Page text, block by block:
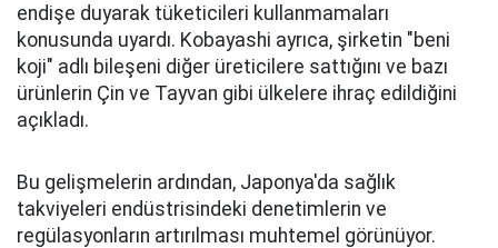
endişe duyarak tüketicileri kullanmamaları
konusunda uyardı. Kobayashi ayrıca, şirketin "beni
koji" adlı bileşeni diğer üreticilere sattığını ve bazı
ürünlerin Çin ve Tayvan gibi ülkelere ihraç edildiğini
açıkladı.
Bu gelişmelerin ardından, Japonya'da sağlık
takviyeleri endüstrisindeki denetimlerin ve
regülasyonların artırılması muhtemel görünüyor.